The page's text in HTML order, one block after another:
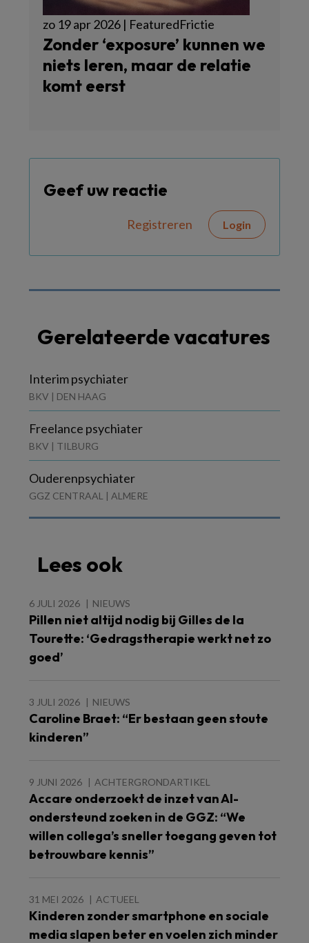
zo 19 apr 2026 | FeaturedFrictie
Zonder ‘exposure’ kunnen we
niets leren, maar de relatie
komt eerst
Geef uw reactie
Registreren Login
Gerelateerde vacatures
Interim psychiater
BKV | DEN HAAG
Freelance psychiater
BKV | TILBURG
Ouderenpsychiater
GGZ CENTRAAL | ALMERE
Lees ook
6 JULI 2026 NIEUWS
Pillen niet altijd nodig bij Gilles de la
Tourette: ‘Gedragstherapie werkt net zo
goed’
3 JULI 2026 NIEUWS
Caroline Braet: “Er bestaan geen stoute
kinderen”
9 JUNI 2026 ACHTERGRONDARTIKEL
Accare onderzoekt de inzet van AI-
ondersteund zoeken in de GGZ: “We
willen collega’s sneller toegang geven tot
betrouwbare kennis”
31 MEI 2026 ACTUEEL
Kinderen zonder smartphone en sociale
media slapen beter en voelen zich minder